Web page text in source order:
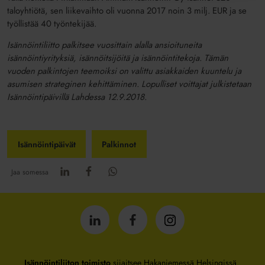
taloyhtiötä, sen liikevaihto oli vuonna 2017 noin 3 milj. EUR ja se
työllistää 40 työntekijää.
Isännöintiliitto palkitsee vuosittain alalla ansioituneita
isännöintiyrityksiä, isännöitsijöitä ja isännöintitekoja. Tämän
vuoden palkintojen teemoiksi on valittu asiakkaiden kuuntelu ja
asumisen strateginen kehittäminen. Lopulliset voittajat julkistetaan
Isännöintipäivillä Lahdessa 12.9.2018.
Isännöintipäivät Palkinnot
Jaa somessa
Isännöintiliitto
LinkedInissä
Isännöintiliitto
Facebookissa
Isännöintiliitto
Instagrammissa